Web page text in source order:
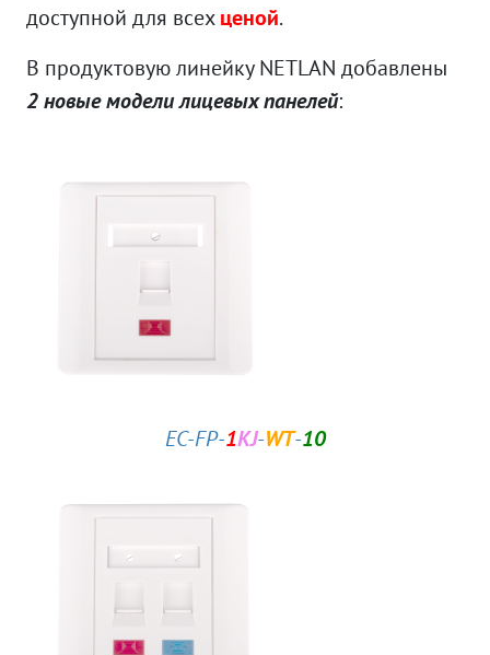
доступной для всехценой.
В продуктовую линейку NETLAN добавлены
2 новые модели лицевых панелей:
EC-FP-1KJ-WT-10